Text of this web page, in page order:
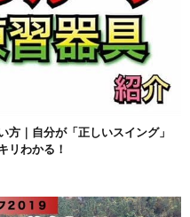
方｜自分が「正しいスイング」
リわかる！